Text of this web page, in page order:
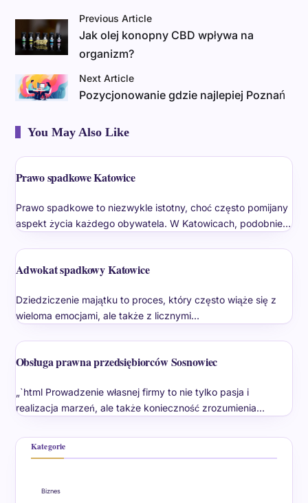
Previous Article
Jak olej konopny CBD wpływa na
organizm?
Next Article
Pozycjonowanie gdzie najlepiej Poznań
You May Also Like
Prawo spadkowe Katowice
Prawo spadkowe to niezwykle istotny, choć często pomijany
aspekt życia każdego obywatela. W Katowicach, podobnie…
Adwokat spadkowy Katowice
Dziedziczenie majątku to proces, który często wiąże się z
wieloma emocjami, ale także z licznymi…
Obsługa prawna przedsiębiorców Sosnowiec
„`html Prowadzenie własnej firmy to nie tylko pasja i
realizacja marzeń, ale także konieczność zrozumienia…
Kategorie
Biznes